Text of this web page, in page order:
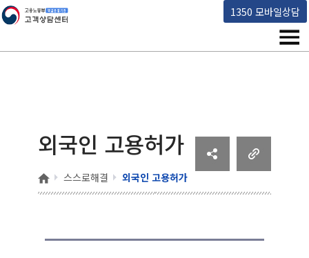
1350 모바일상담
고용노동부 책임운영기관 고객상담센터
메
외국인 고용허가
홈 스스로해결 외국인 고용허가